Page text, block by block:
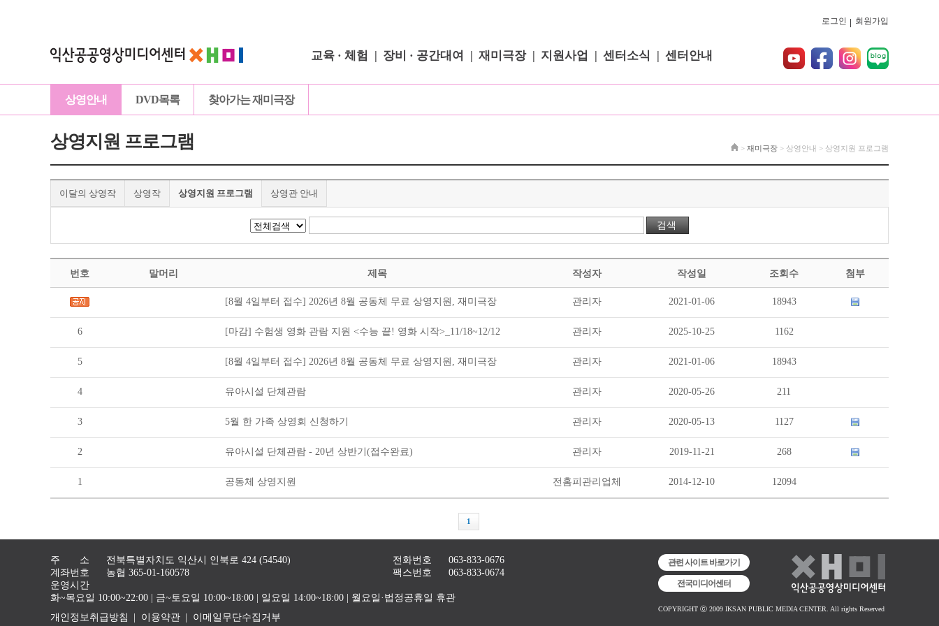
로그인 회원가입
교육 · 체험 장비 · 공간대여 재미극장 지원사업 센터소식 센터안내
상영안내 DVD목록 찾아가는 재미극장
상영지원 프로그램 > 재미극장 > 상영안내 > 상영지원 프로그램
이달의 상영작 상영작 상영지원 프로그램 상영관 안내
번호 말머리 제목 작성자 작성일 조회수 첨부
[8월 4일부터 접수] 2026년 8월 공동체 무료 상영지원, 재미극장 관리자 2021-01-06 18943
6 [마감] 수험생 영화 관람 지원 <수능 끝! 영화 시작>_11/18~12/12 관리자 2025-10-25 1162
5 [8월 4일부터 접수] 2026년 8월 공동체 무료 상영지원, 재미극장 관리자 2021-01-06 18943
4 유아시설 단체관람 관리자 2020-05-26 211
3 5월 한 가족 상영회 신청하기 관리자 2020-05-13 1127
2 유아시설 단체관람 - 20년 상반기(접수완료) 관리자 2019-11-21 268
1 공동체 상영지원 전홈피관리업체 2014-12-10 12094
1
주 소 전북특별자치도 익산시 인북로 424 (54540) 전화번호
063-833-0676
계좌번호
농협 365-01-160578 팩스번호
063-833-0674
운영시간
화~목요일 10:00~22:00 | 금~토요일 10:00~18:00 | 일요일 14:00~18:00 | 월요일·법정공휴일 휴관
개인정보취급방침
이용약관 이메일무단수집거부
관련 사이트 바로가기
전국미디어센터
COPYRIGHT ⓒ 2009 IKSAN PUBLIC MEDIA CENTER. All rights Reserved